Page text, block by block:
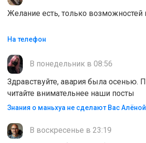
Желание есть, только
На телефон
В понедельник в 08:56
Здравствуйте, авария была осенью.
читайте внимательнее наши посты
Знания о маньхуа не сделают Вас Алëной
В воскресенье в 23:19